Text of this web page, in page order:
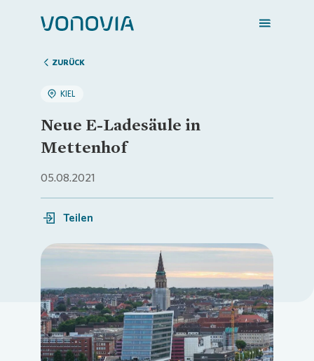
Zuhause finden
Mein Zuhause
Meine Stadt
Weitere Angebote
Login
ZURÜCK
KIEL
Neue E-Ladesäule in
Mettenhof
05.08.2021
Teilen
Loading...